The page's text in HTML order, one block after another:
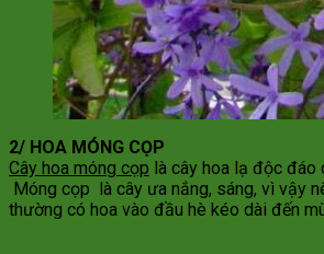
2/ HOA MÓNG CỌP
Cây hoa móng cọp là cây hoa lạ độc đáo
Móng cọp là cây ưa nắng, sáng, vì vậy
thường có hoa vào đầu hè kéo dài đến